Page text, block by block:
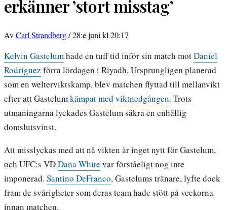
erkänner ’stort misstag’
AvCarl Strandberg/28:e juni kl 20:17
Kelvin Gastelumhade en tuff tid inför sin match motDaniel
Rodriguez förra lördagen i Riyadh. Ursprungligen planerad
som en welterviktskamp, blev matchen flyttad till mellanvikt
efter att Gastelumkämpat med viktnedgången. Trots
utmaningarna lyckades Gastelum säkra en enhällig
domslutsvinst.
Att misslyckas med att nå vikten är inget nytt för Gastelum,
och UFC:s VDDana White var förståeligt nog inte
imponerad. Santino DeFranco, Gastelums tränare, lyfte dock
fram de svårigheter som deras team hade stött på veckorna
innan matchen.